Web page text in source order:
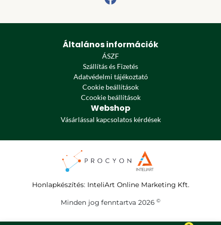
Általános információk
ÁSZF
Szállítás és Fizetés
Adatvédelmi tájékoztató
Cookie beállítások
Ccookie beállítások
Webshop
Vásárlással kapcsolatos kérdések
Honlapkészítés: InteliArt Online Marketing Kft.
Minden jog fenntartva 2026 ©